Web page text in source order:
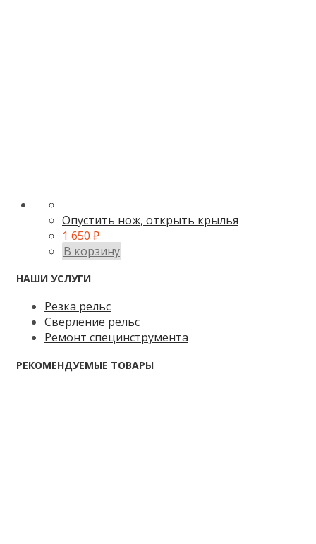
Опустить нож, открыть крылья
1 650 ₽
В корзину
НАШИ УСЛУГИ
Резка рельс
Сверление рельс
Ремонт специнструмента
РЕКОМЕНДУЕМЫЕ ТОВАРЫ